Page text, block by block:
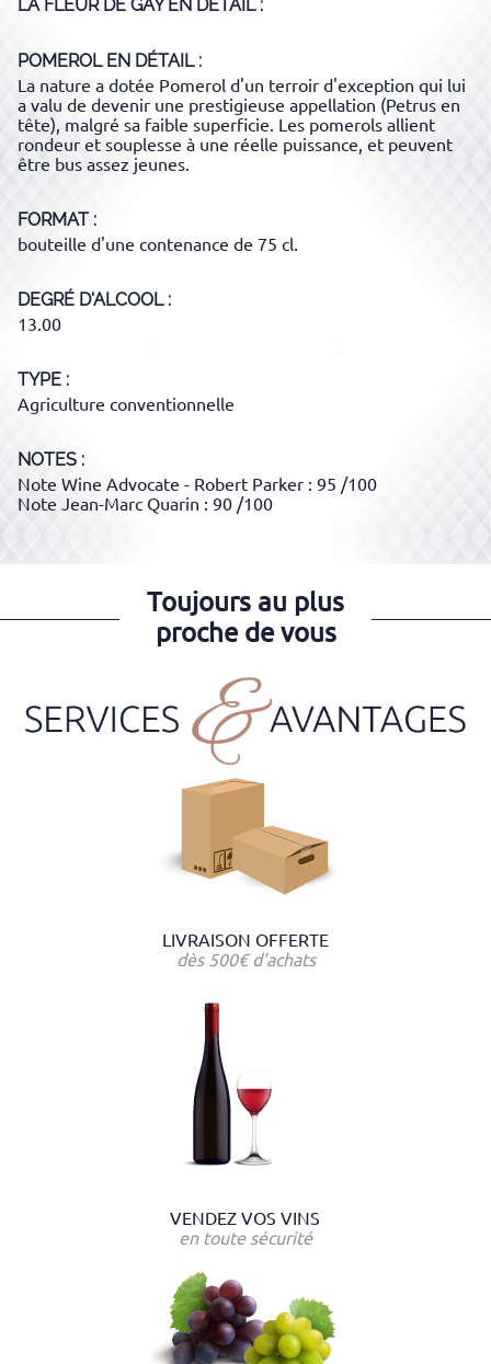
LA FLEUR DE GAYEN DÉTAIL :
POMEROLEN DÉTAIL :
La nature a dotée Pomerol d'un terroir d'exception qui lui
a valu de devenir une prestigieuse appellation (Petrus en
tête), malgré sa faible superficie. Les pomerols allient
rondeur et souplesse à une réelle puissance, et peuvent
être bus assez jeunes.
FORMAT
bouteille d'une contenance de 75 cl.
DEGRÉ D'ALCOOL
13.00
TYPE
Agriculture conventionnelle
NOTES :
Note Wine Advocate - Robert Parker : 95 /100
Note Jean-Marc Quarin : 90 /100
Toujours au plus
proche de vous
LIVRAISON OFFERTE
dès 500€ d'achats
VENDEZ VOS VINS
en toute sécurité